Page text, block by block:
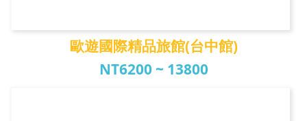
歐遊國際精品旅館(台中館)
NT6200 ~ 13800